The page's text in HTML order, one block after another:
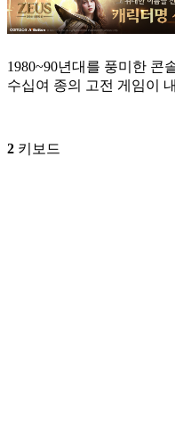
1980~90년대를 풍미한 콘
수십여 종의 고전 게임이
2 키보드